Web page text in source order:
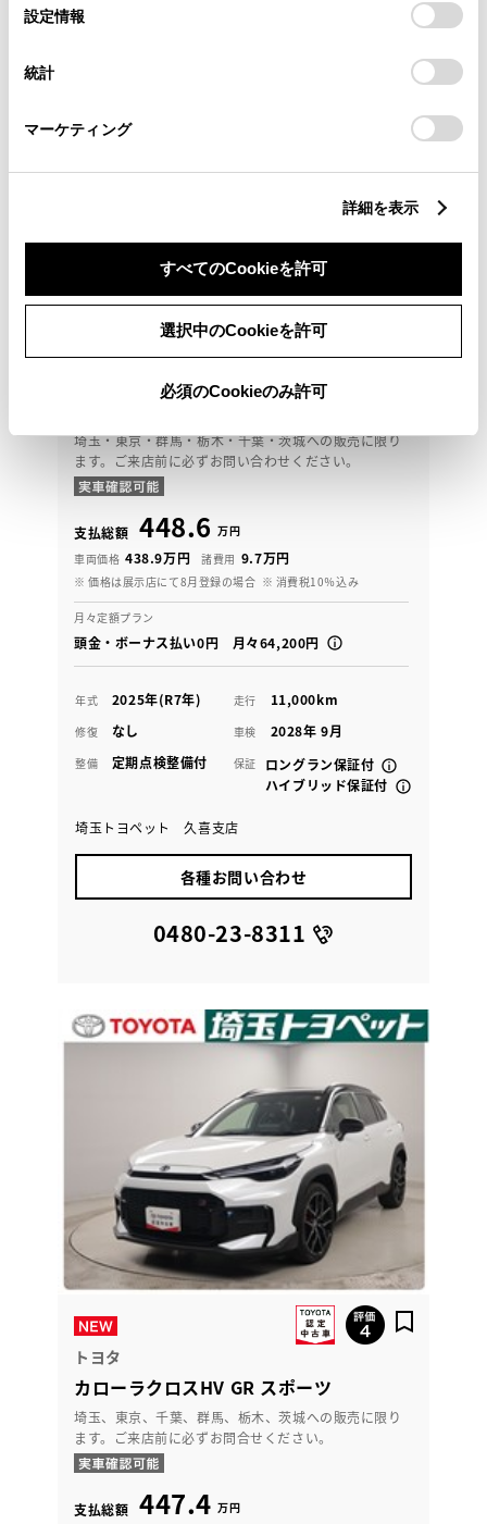
デバイスにすべてのCookie(クッキー)が保存されることに同
意したことになります。Cookie(クッキー)のオプトアウト、
設定の変更、同意を撤回したりするにあたっては、当社の
「Cookie（クッキー）情報の取り扱いについて
」をご覧くだ
設定情報
統計
マーケティング
詳細を表示
すべてのCookieを許可
選択中のCookieを許可
必須のCookieのみ許可
埼玉・東京・群馬・栃木・千葉・茨城への販売に限り
ます。ご来店前に必ずお問い合わせください。
支払総額 448.6 万円
車両価格 438.9万円 諸費用 9.7万円
※ 価格は展示店にて8月登録の場合 ※ 消費税10％込み
月々定額プラン
頭金・ボーナス払い0円 月々64,200円
年式 2025年(R7年) 走行 11,000km
修復 なし 車検 2028年 9月
整備 定期点検整備付 保証
ロングラン保証付
ハイブリッド保証付
埼玉トヨペット 久喜支店
各種お問い合わせ
0480-23-8311
トヨタ
カローラクロスHV GR スポーツ
埼玉、東京、千葉、群馬、栃木、茨城への販売に限り
ます。ご来店前に必ずお問合せください。
支払総額 447.4 万円